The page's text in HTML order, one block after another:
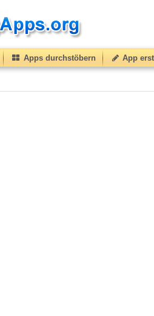
Apps durchstöbern App